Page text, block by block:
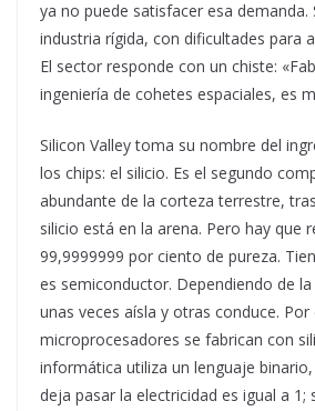
ya no puede satisfacer esa demanda.
industria rígida, con dificultades para
El sector responde con un chiste:
ingeniería de cohetes espaciales, es
Silicon Valley toma su nombre del
los chips: el silicio. Es el segundo
abundante de la corteza terrestre,
silicio está en la arena. Pero hay que
99,9999999 por ciento de pureza.
es semiconductor. Dependiendo de
unas veces aísla y otras conduce. Por
microprocesadores se fabrican con
informática utiliza un lenguaje
deja pasar la electricidad es igual a 1;